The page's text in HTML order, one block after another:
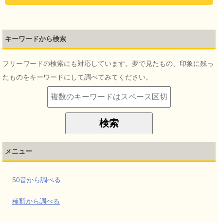
キーワードから検索
フリーワードの検索にも対応しています。夢で見たもの、印象に残っ
たものをキーワードにして調べてみてください。
メニュー
50音から調べる
種類から調べる